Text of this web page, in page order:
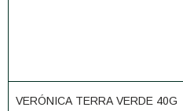
VERÓNICA TERRA VERDE 40G